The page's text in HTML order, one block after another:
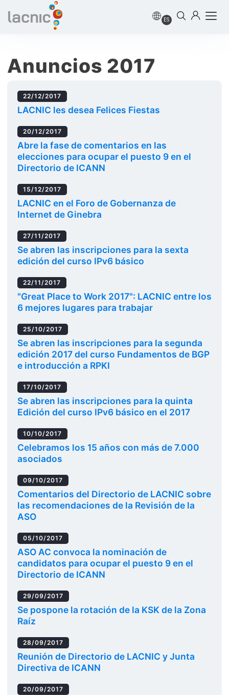
ES
Anuncios 2017
22/12/2017
LACNIC les desea Felices Fiestas
20/12/2017
Abre la fase de comentarios en las
elecciones para ocupar el puesto 9 en el
Directorio de ICANN
15/12/2017
LACNIC en el Foro de Gobernanza de
Internet de Ginebra
27/11/2017
Se abren las inscripciones para la sexta
edición del curso IPv6 básico
22/11/2017
"Great Place to Work 2017": LACNIC entre los
6 mejores lugares para trabajar
25/10/2017
Se abren las inscripciones para la segunda
edición 2017 del curso Fundamentos de BGP
e introducción a RPKI
17/10/2017
Se abren las inscripciones para la quinta
Edición del curso IPv6 básico en el 2017
10/10/2017
Celebramos los 15 años con más de 7.000
asociados
09/10/2017
Comentarios del Directorio de LACNIC sobre
las recomendaciones de la Revisión de la
ASO
05/10/2017
ASO AC convoca la nominación de
candidatos para ocupar el puesto 9 en el
Directorio de ICANN
29/09/2017
Se pospone la rotación de la KSK de la Zona
Raíz
28/09/2017
Reunión de Directorio de LACNIC y Junta
Directiva de ICANN
20/09/2017